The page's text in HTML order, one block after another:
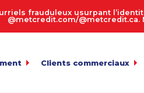
frauduleux usurpant
@metcredit.com/
Clients commerciaux